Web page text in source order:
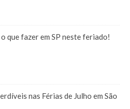
que fazer em SP neste feriado!
nas Férias de Julho em São